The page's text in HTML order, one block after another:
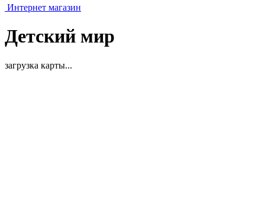
Интернет магазин
Детский мир
загрузка карты...